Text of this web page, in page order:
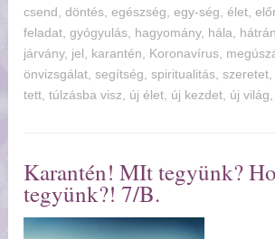
csend,döntés,egészség,egy-ség,élet,
feladat,gyógyulás, hagyomány, hála,
járvány, jel, karantén, Koronavírus,
önvizsgálat,segítség,spiritualitás,szeretet
tett,túlzásba visz, új élet, új kezdet, új világ
Karantén! MIt tegyünk?
tegyünk?! 7/B.